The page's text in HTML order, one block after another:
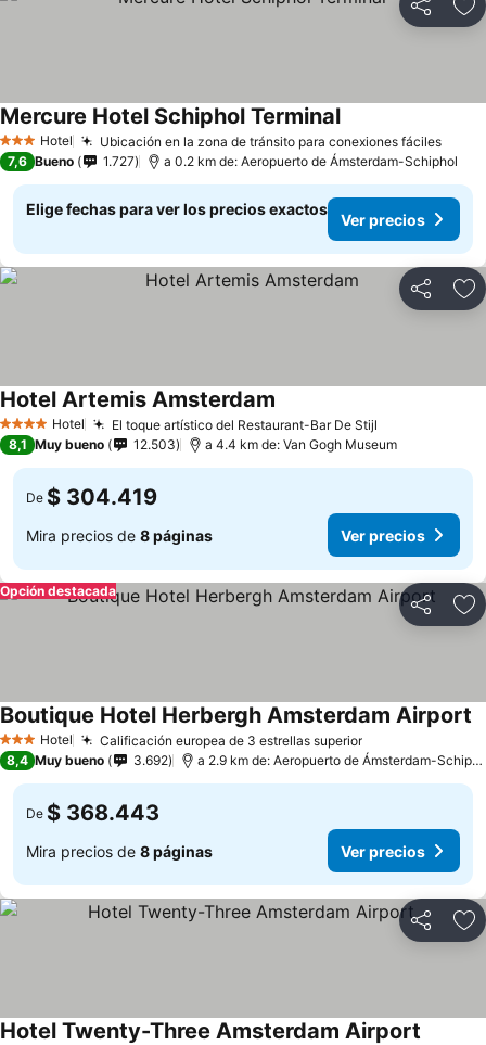
Compartir
3 Estrellas
Hotel Ubicación en la zona de tránsito para conexiones fáciles
Mercure Hotel Schiphol Terminal
7,6 Bueno 1.727 a 0.2 km de: Aeropuerto de Ámsterdam-Schiphol
Elige fechas para ver los precios exactos
Ver precios
Compartir
4 EstrellasHotel El toque artístico del Restaurant-Bar De Stijl
Hotel Artemis Amsterdam
8,1 Muy bueno 12.503 a 4.4 km de: Van Gogh Museum
De $ 304.419
Mira precios de 8 páginas Ver precios
Compartir
Opción destacada
3 Estrellas
Hotel Calificación europea de 3 estrellas superior
Boutique Hotel Herbergh Amsterdam Airport
8,4 Muy bueno 3.692 a 2.9 km de: Aeropuerto de Ámsterdam-Schiphol
De $ 368.443
Mira precios de 8 páginas Ver precios
Compartir
Hotel Twenty-Three Amsterdam Airport